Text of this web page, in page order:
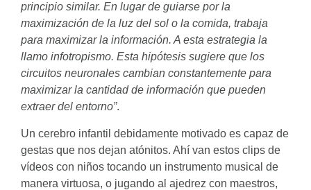
principio similar. En lugar de guiarse por la
maximización de la luz del sol o la comida, trabaja
para maximizar la información. A esta estrategia la
llamo infotropismo. Esta hipótesis sugiere que los
circuitos neuronales cambian constantemente para
maximizar la cantidad de información que pueden
extraer del entorno”.
Un cerebro infantil debidamente motivado es capaz de
gestas que nos dejan atónitos. Ahí van estos clips de
vídeos con niños tocando un instrumento musical de
manera virtuosa, o jugando al ajedrez con maestros,